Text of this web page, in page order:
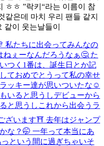
ㅎㅎ ”락키“라는 이름이 참
같은데 마치 우리 팬들 같지
같이 웃는날들이
私たちに出会ってみんなの
ぇーなんだろうなぁ🤔 た
つく1番は、誕生日とか記
ておめでとうって私の幸せ
ッキー達が思いついたな☺️
いると思うしデビューから
と思うしこれから出会うラ
ざいます⛩ 去年はジャンプ
な？🤭 一年って本当にあ
という間に過ぎちゃいそ